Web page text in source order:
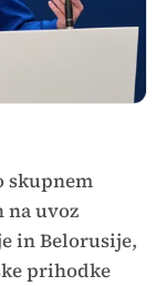
skupnem
na uvoz
in Belorusije,
prihodke